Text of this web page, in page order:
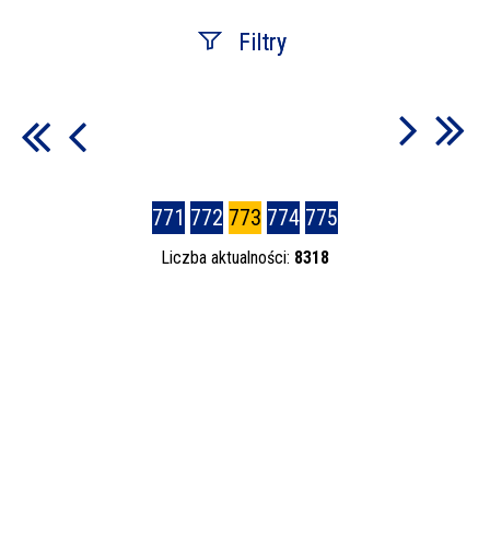
Filtry
—
771 772 773 774 775
Liczba aktualności: 8318